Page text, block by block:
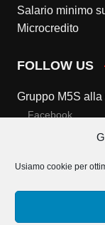
Usiamo cookie per
Salario minimo
Microcredito
FOLLOW US
Gruppo M5S alla
Facebook
Twitter